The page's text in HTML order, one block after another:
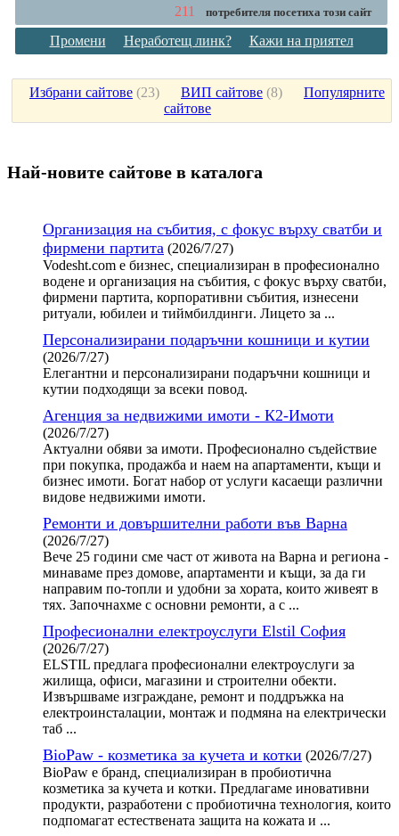
211 потребителя посетиха този сайт
Промени Неработещ линк? Кажи на приятел
Избрани сайтове (23) ВИП сайтове (8) Популярните
сайтове
Най-новите сайтoве в каталога
Организация на събития, с фокус върху сватби и
фирмени партита (2026/7/27)
Vodesht.com е бизнес, специализиран в професионално
водене и организация на събития, с фокус върху сватби,
фирмени партита, корпоративни събития, изнесени
ритуали, юбилеи и тиймбилдинги. Лицето за ...
Персонализирани подаръчни кошници и кутии
(2026/7/27)
Елегантни и персонализирани подаръчни кошници и
кутии подходящи за всеки повод.
Агенция за недвижими имоти - К2-Имоти
(2026/7/27)
Актуални обяви за имоти. Професионално съдействие
при покупка, продажба и наем на апартаменти, къщи и
бизнес имоти. Богат набор от услуги касаещи различни
видове недвижими имоти.
Ремонти и довършителни работи във Варна
(2026/7/27)
Вече 25 години сме част от живота на Варна и региона -
минаваме през домове, апартаменти и къщи, за да ги
направим по-топли и удобни за хората, които живеят в
тях. Започнахме с основни ремонти, а с ...
Професионални електроуслуги Elstil София
(2026/7/27)
ELSTIL предлага професионални електроуслуги за
жилища, офиси, магазини и строителни обекти.
Извършваме изграждане, ремонт и поддръжка на
електроинсталации, монтаж и подмяна на електрически
таб ...
BioPaw - козметика за кучета и котки (2026/7/27)
BioPaw е бранд, специализиран в пробиотична
козметика за кучета и котки. Предлагаме иновативни
продукти, разработени с пробиотична технология, които
подпомагат естествената защита на кожата и ...